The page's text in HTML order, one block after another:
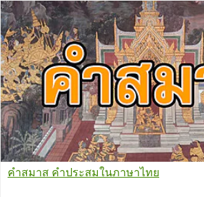
คำสมาส คำประสมในภาษาไทย